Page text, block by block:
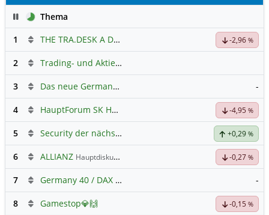
PauseThema
1
THE TRA.DESK A DL-,000001 -2,96 %
2 Trading- und Aktien-Chat
3 Das neue Germany 40 Prognose Forum -
4 HauptForum SK HYNIC -4,95 %
5 Security der nächsten Generation +0,29 %
6 ALLIANZ Hauptdiskussion -0,27 %
7 Germany 40 / DAX Prognose -
8 Gamestop💎🙌 -0,15 %